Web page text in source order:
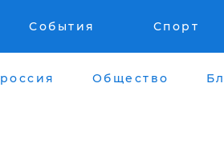
События Спорт
россия Общество